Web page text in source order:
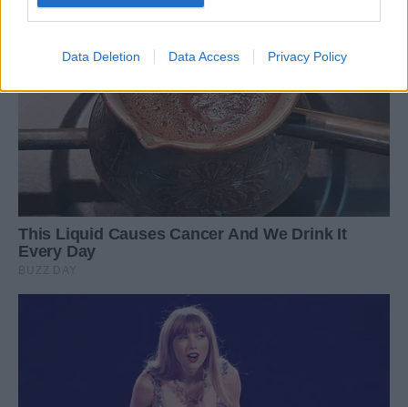
Data Deletion Data Access Privacy Policy